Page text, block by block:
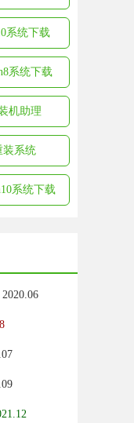
系统下载
系统下载
机助理
装系统
系统下载